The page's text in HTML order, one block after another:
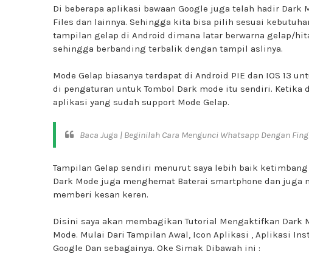
Di beberapa aplikasi bawaan Google juga telah hadir Dark
Files dan lainnya. Sehingga kita bisa pilih sesuai
tampilan gelap di Android dimana latar berwarna gelap/
sehingga berbanding terbalik dengan tampil aslinya.
Mode Gelap biasanya terdapat di Android PIE dan IOS 13
di pengaturan untuk Tombol Dark mode itu sendiri.
aplikasi yang sudah support Mode Gelap.
Baca Juga | Beginilah Cara Mengunci Whatsapp Dengan
Tampilan Gelap sendiri menurut saya lebih baik
Dark Mode juga menghemat Baterai smartphone dan
memberi kesan keren.
Disini saya akan membagikan Tutorial Mengaktifkan Dark
Mode. Mulai Dari Tampilan Awal, Icon Aplikasi , Aplikasi
Google Dan sebagainya. Oke Simak Dibawah ini :